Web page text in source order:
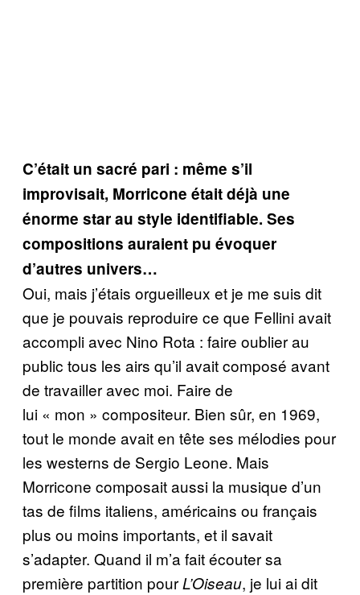
C’était un sacré pari : même s’il
improvisait, Morricone était déjà une
énorme star au style identifiable. Ses
compositions auraient pu évoquer
d’autres univers…
Oui, mais j’étais orgueilleux et je me suis dit
que je pouvais reproduire ce que Fellini avait
accompli avec Nino Rota : faire oublier au
public tous les airs qu’il avait composé avant
de travailler avec moi. Faire de
lui « mon » compositeur. Bien sûr, en 1969,
tout le monde avait en tête ses mélodies pour
les westerns de Sergio Leone. Mais
Morricone composait aussi la musique d’un
tas de films italiens, américains ou français
plus ou moins importants, et il savait
s’adapter. Quand il m’a fait écouter sa
première partition pourL’Oiseau, je lui ai dit